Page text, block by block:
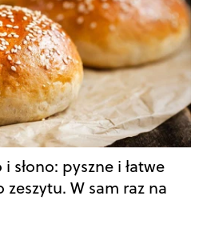
słono: pyszne i łatwe
W sam raz na